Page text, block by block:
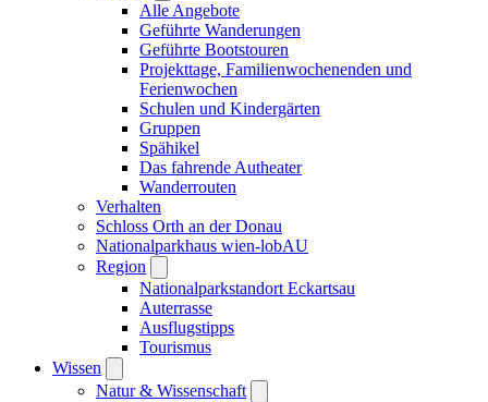
Alle Angebote
Geführte Wanderungen
Geführte Bootstouren
Projekttage, Familienwochenenden und
Ferienwochen
Schulen und Kindergärten
Gruppen
Spähikel
Das fahrende Autheater
Wanderrouten
Verhalten
Schloss Orth an der Donau
Nationalparkhaus wien-lobAU
Region
Nationalparkstandort Eckartsau
Auterrasse
Ausflugstipps
Tourismus
Wissen
Natur & Wissenschaft